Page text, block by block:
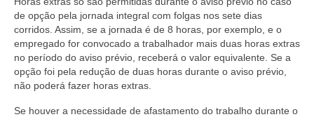
de opção pela jornada integral com folgas nos sete dias
corridos. Assim, se a jornada é de 8 horas, por exemplo, e o
empregado for convocado a trabalhador mais duas horas extras
no período do aviso prévio, receberá o valor equivalente. Se a
opção foi pela redução de duas horas durante o aviso prévio,
não poderá fazer horas extras.
Se houver a necessidade de afastamento do trabalho durante o